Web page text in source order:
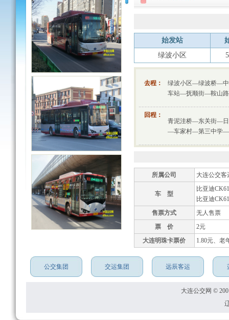
始发站
绿波小区
去程：
绿波小区—绿波桥—
车站—抚顺街—鞍山
回程：
青泥洼桥—东关街—
—车家村—第三中学—
所属公司 大连公交客
车 型
比亚迪
比亚迪
售票方式
无人售票
票 价
2元
大连明珠卡票价
1.80元、老
公交集团 交运集团 远辰客运
大连公交网 ©